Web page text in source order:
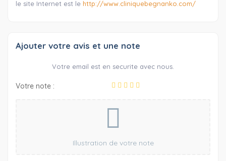
le site Internet est le http://www.cliniquebegnanko.com/
Ajouter votre avis et une note
Votre email est en securite avec nous.
Votre note :
Illustration de votre note